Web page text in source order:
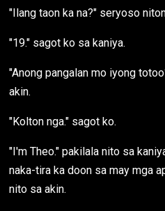
"Ilang taon ka na?" seryoso
"19." sagot ko sa kaniya.
"Anong pangalan mo iyong
akin.
"Kolton nga." sagot ko.
"I'm Theo." pakilala nito sa
naka-tira ka doon sa may mga
nito sa akin.